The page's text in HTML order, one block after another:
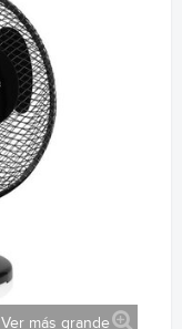
Ver más grande